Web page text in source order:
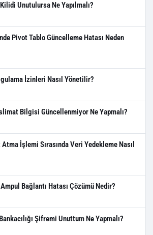
Unutulursa Ne Yapılmalı?
Pivot Tablo Güncelleme Hatası Neden
İzinleri Nasıl Yönetilir?
Bilgisi Güncellenmiyor Ne Yapmalı?
İşlemi Sırasında Veri Yedekleme Nasıl
Bağlantı Hatası Çözümü Nedir?
Şifremi Unuttum Ne Yapmalı?